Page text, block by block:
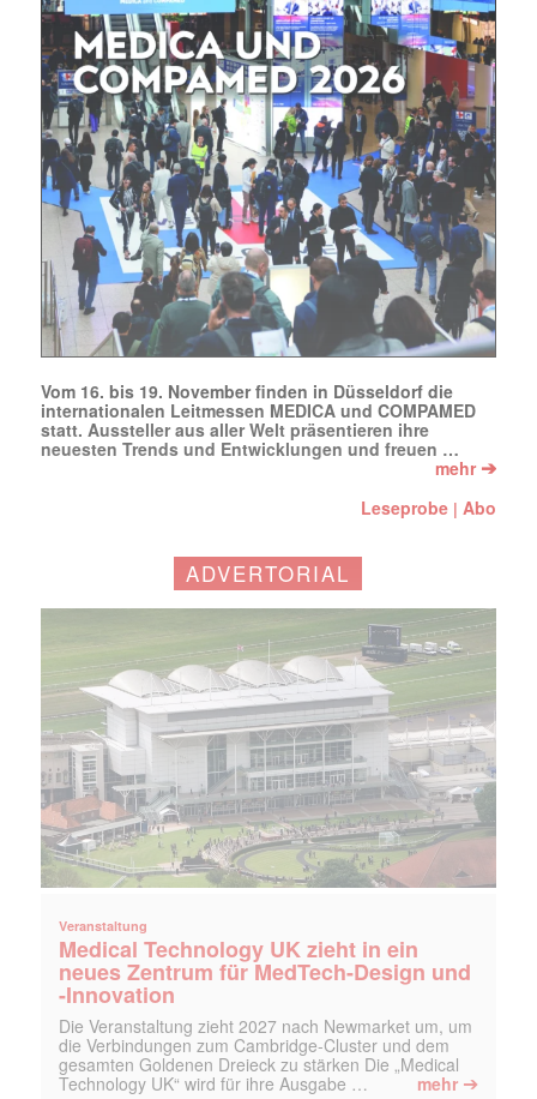
E-
Mail
(erforderlich)
Vom 16. bis 19. November finden in Düsseldorf die
internationalen Leitmessen MEDICA und COMPAMED
statt. Aussteller aus aller Welt präsentieren ihre
neuesten Trends und Entwicklungen und freuen …
mehr➔
Leseprobe |Abo
ADVERTORIAL
Veranstaltung
Medical Technology UK zieht in ein
neues Zentrum für MedTech-Design und
-Innovation
Die Veranstaltung zieht 2027 nach Newmarket um, um
die Verbindungen zum Cambridge-Cluster und dem
gesamten Goldenen Dreieck zu stärken Die „Medical
Technology UK“ wird für ihre Ausgabe …
mehr ➔